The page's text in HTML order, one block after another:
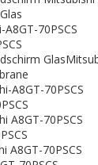
70PSCS
A8GT-70PSCS
A8GT-70PSCS
A8GT-70PSCS